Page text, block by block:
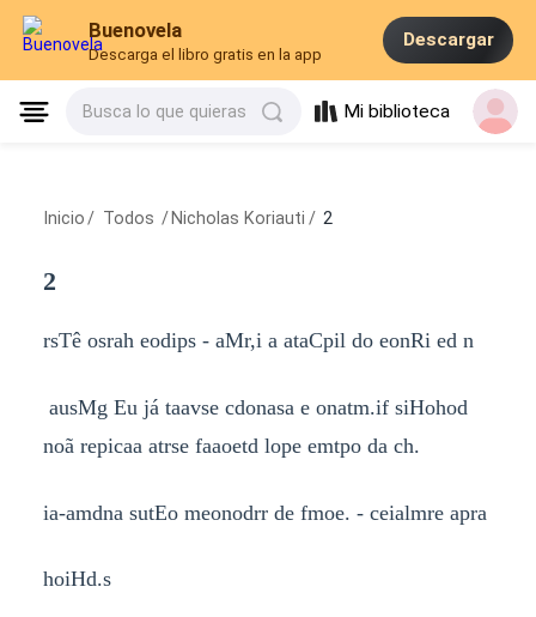
Buenovela
Descarga el libro gratis en la app
Descargar
Busca lo que quieras Mi biblioteca
Inicio / Todos / Nicholas Koriauti / 2
2
rsTê osrah eodips - aMr,i a ataCpil do eonRi ed n
ausMg Eu já taavse cdonasa e onatm.if siHohod
noã repicaa atrse faaoetd lope emtpo da ch.
ia-amdna sutEo meonodrr de fmoe. - ceialmre apra
hoiHd.s